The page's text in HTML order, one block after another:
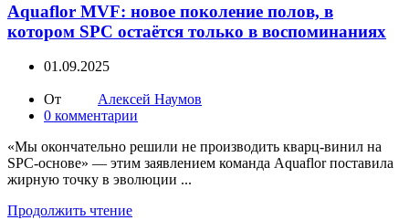
Aquaflor MVF: новое поколение полов, в
котором SPC остаётся только в воспоминаниях
01.09.2025
От
Алексей Наумов
0 комментарии
«Мы окончательно решили не производить кварц-винил на
SPC-основе» — этим заявлением команда Aquaflor поставила
жирную точку в эволюции ...
Продолжить чтение